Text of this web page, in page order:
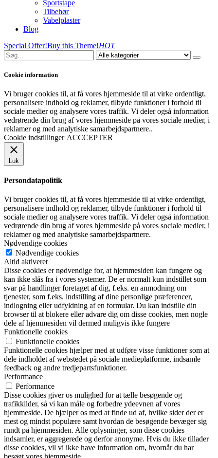
Sportstape
Tilbehør
Vabelplaster
Blog
Special Offer!Buy this Theme!HOT
Cookie information
Vi bruger cookies til, at få vores hjemmeside til at virke ordentligt,
personalisere indhold og reklamer, tilbyde funktioner i forhold til
sociale medier og analysere vores traffik. Vi deler også information
vedrørende din brug af vores hjemmeside på vores sociale medier, i
reklamer og med analytiske samarbejdspartnere..
Cookie indstillinger ACCCEPTER
Luk
Persondatapolitik
Vi bruger cookies til, at få vores hjemmeside til at virke ordentligt,
personalisere indhold og reklamer, tilbyde funktioner i forhold til
sociale medier og analysere vores traffik. Vi deler også information
vedrørende din brug af vores hjemmeside på vores sociale medier, i
reklamer og med analytiske samarbejdspartnere.
Nødvendige cookies
Nødvendige cookies
Altid aktiveret
Disse cookies er nødvendige for, at hjemmesiden kan fungere og
kan ikke slås fra i vores systemer. De er normalt kun indstillet som
svar på handlinger foretaget af dig, f.eks. en anmodning om
tjenester, som f.eks. indstilling af dine personlige præferencer,
indlogning eller udfyldning af en formular. Du kan indstille din
browser til at blokere eller advare dig om disse cookies, men nogle
dele af hjemmesiden vil dermed muligvis ikke fungere
Funktionelle cookies
Funktionelle cookies
Funktionelle cookies hjælper med at udføre visse funktioner som at
dele indholdet af webstedet på sociale medieplatforme, indsamle
feedback og andre tredjepartsfunktioner.
Performance
Performance
Disse cookies giver os mulighed for at tælle besøgende og
trafikkilder, så vi kan måle og forbedre ydeevnen af vores
hjemmeside. De hjælper os med at finde ud af, hvilke sider der er
mest og mindst populære samt hvordan de besøgende bevæger sig
rundt på hjemmesiden. Alle oplysninger, som disse cookies
indsamler, er aggregerede og derfor anonyme. Hvis du ikke tillader
disse cookies, vil vi ikke have information om, hvornår du har